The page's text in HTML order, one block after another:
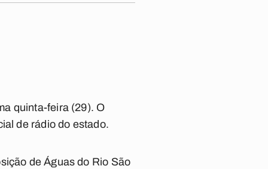
quinta-feira (29). O
de rádio do estado.
de Águas do Rio São